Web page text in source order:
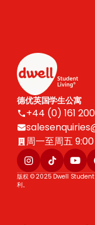
德优英国学生公寓
+44 (0) 161
周一至周五
版权 © 2025 Dwell
利。